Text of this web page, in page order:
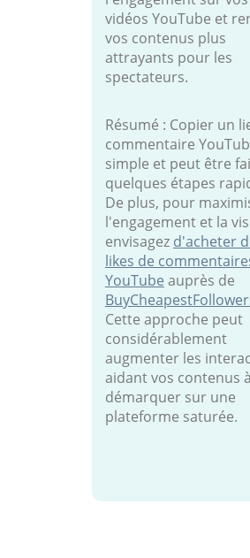
vidéos YouTube et
vos contenus plus
attrayants pour les
spectateurs.
Résumé : Copier un
commentaire
simple et peut être
quelques étapes
De plus, pour
l'engagement et la
envisagez d'acheter
likes de
YouTube auprès de
Cette approche peut
considérablement
augmenter les
aidant vos contenus
démarquer sur une
plateforme saturée.